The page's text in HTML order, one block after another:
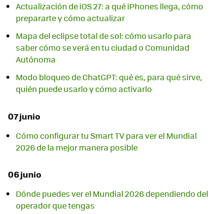
Actualización de iOS 27: a qué iPhones llega, cómo
prepararte y cómo actualizar
Mapa del eclipse total de sol: cómo usarlo para
saber cómo se verá en tu ciudad o Comunidad
Autónoma
Modo bloqueo de ChatGPT: qué es, para qué sirve,
quién puede usarlo y cómo activarlo
07 junio
Cómo configurar tu Smart TV para ver el Mundial
2026 de la mejor manera posible
06 junio
Dónde puedes ver el Mundial 2026 dependiendo del
operador que tengas